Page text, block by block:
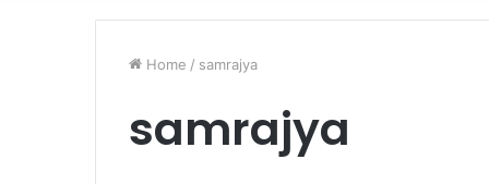
Home / samrajya
samrajya